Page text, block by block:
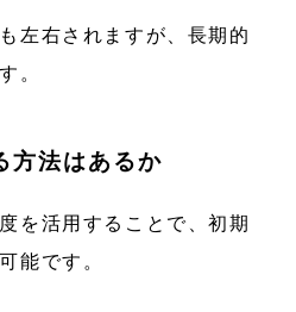
左右されますが、長期的
。
方法はあるか
を活用することで、初期
能です。